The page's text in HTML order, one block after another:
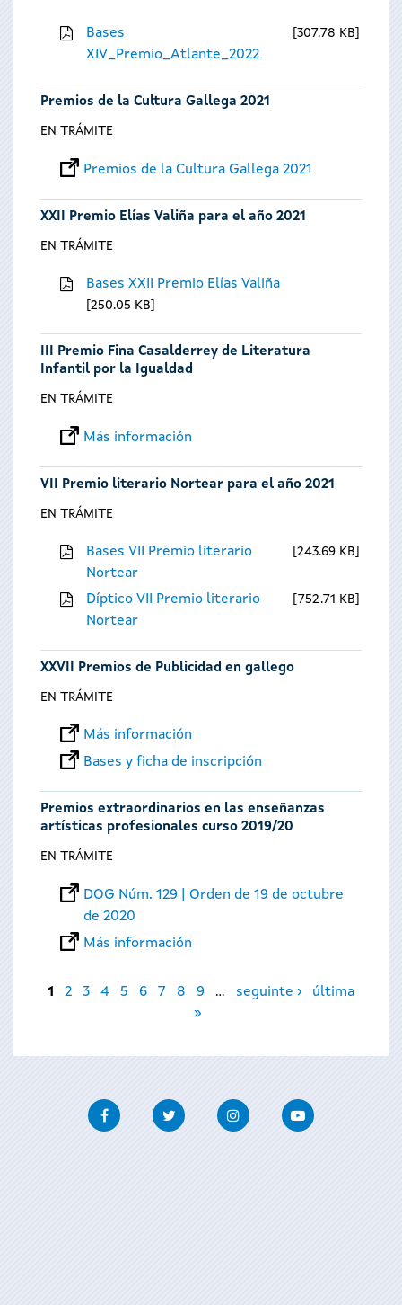
Bases
XIV_Premio_Atlante_2022
307.78 KB
Premios de la Cultura Gallega 2021
EN TRÁMITE
Premios de la Cultura Gallega 2021
XXII Premio Elías Valiña para el año 2021
EN TRÁMITE
Bases XXII Premio Elías Valiña
250.05 KB
III Premio Fina Casalderrey de Literatura
Infantil por la Igualdad
EN TRÁMITE
Más información
VII Premio literario Nortear para el año 2021
EN TRÁMITE
Bases VII Premio literario
Nortear
243.69 KB
Díptico VII Premio literario
Nortear
752.71 KB
XXVII Premios de Publicidad en gallego
EN TRÁMITE
Más información
Bases y ficha de inscripción
Premios extraordinarios en las enseñanzas
artísticas profesionales curso 2019/20
EN TRÁMITE
DOG Núm. 129 | Orden de 19 de octubre
de 2020
Más información
Páginas
1 2 3 4 5 6 7 8 9 … seguinte ›
última
»
FacebookTwitter InstagramYoutube